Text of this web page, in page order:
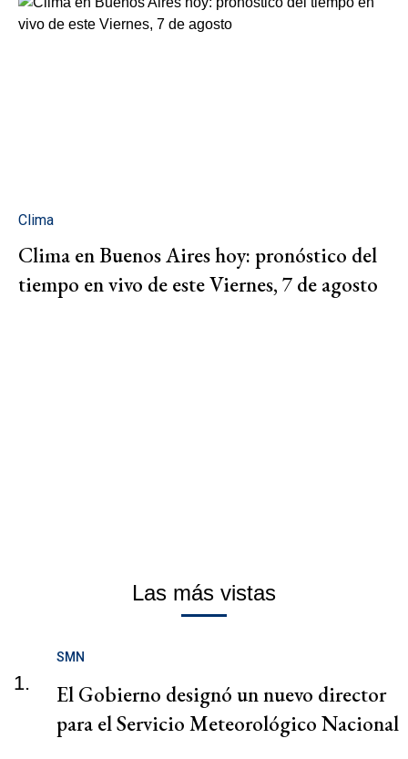
Clima
Clima en Buenos Aires hoy: pronóstico del
tiempo en vivo de este Viernes, 7 de agosto
Las más vistas
1.
SMN
El Gobierno designó un nuevo director
para el Servicio Meteorológico Nacional